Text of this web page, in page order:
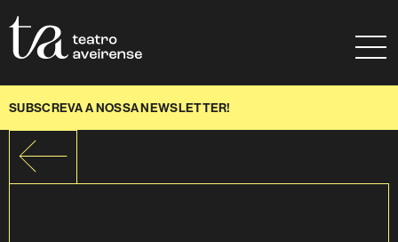
SUBSCREVA A NOSSA NEWSLETTER!